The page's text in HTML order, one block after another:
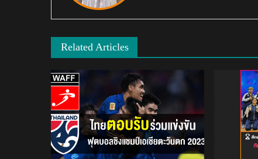
Related Articles